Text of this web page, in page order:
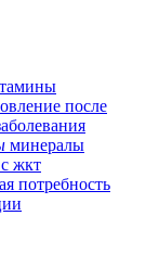
после
минералы
жкт
потребность